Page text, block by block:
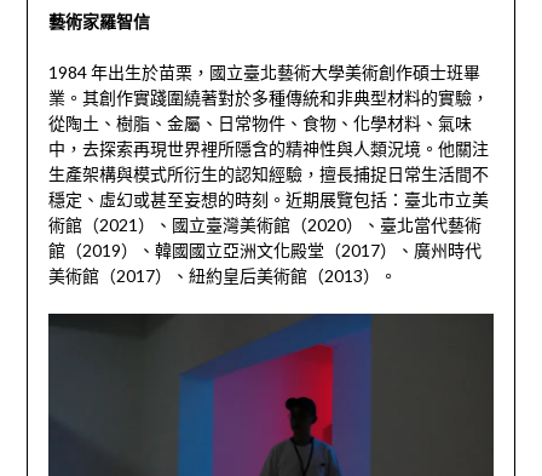
藝術家羅智信
1984年出生於苗栗，國立臺北藝術大學美術創作碩士班畢
業。其創作實踐圍繞著對於多種傳統和非典型材料的實驗，
從陶土、樹脂、金屬、日常物件、食物、化學材料、氣味
中，去探索再現世界裡所隱含的精神性與人類況境。他關注
生產架構與模式所衍生的認知經驗，擅長捕捉日常生活間不
穩定、虛幻或甚至妄想的時刻。近期展覽包括：臺北市立美
術館（2021）、國立臺灣美術館（2020）、臺北當代藝術
館（2019）、韓國國立亞洲文化殿堂（2017）、廣州時代
美術館（2017）、紐約皇后美術館（2013）。